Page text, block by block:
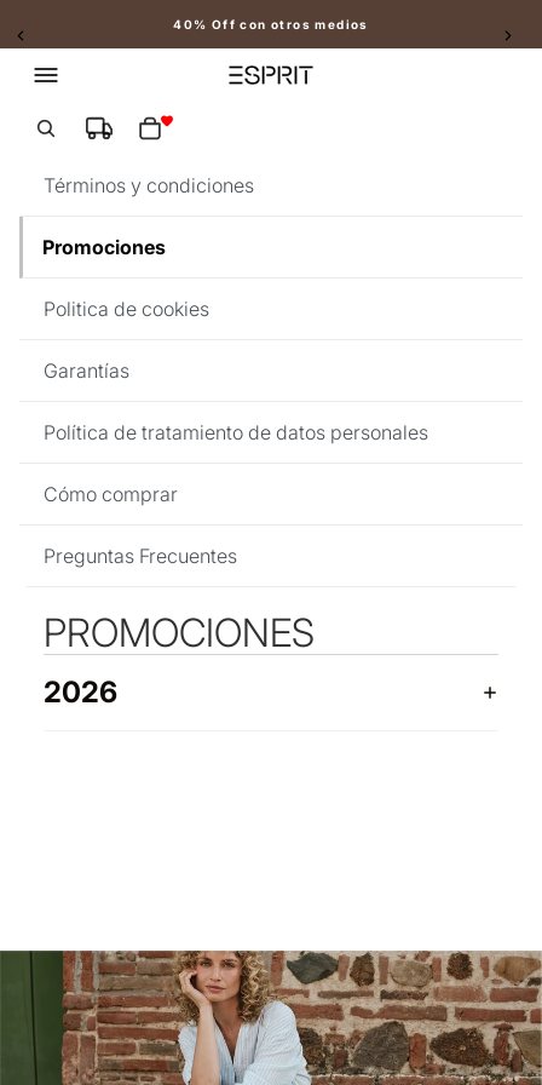
40% Off con otros medios
Slide 2 of 2
Términos y condiciones
Promociones
Politica de cookies
Garantías
Política de tratamiento de datos personales
Cómo comprar
Preguntas Frecuentes
PROMOCIONES
2026